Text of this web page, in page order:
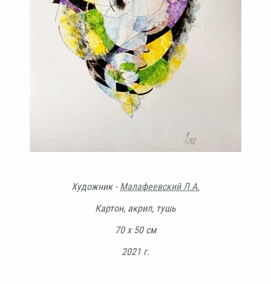
Художник - Малафеевский Л.А.
Картон, акрил, тушь
70 х 50 см
2021 г.